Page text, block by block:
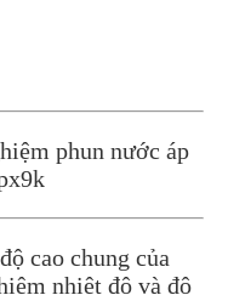
phun nước áp
cao chung của
nhiệt độ và độ